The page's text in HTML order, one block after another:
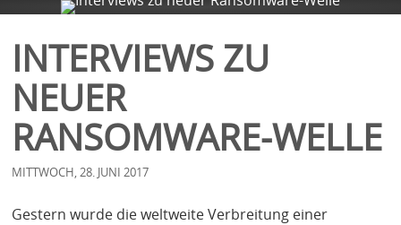
INTERVIEWS ZU
NEUER
RANSOMWARE-WELLE
MITTWOCH, 28. JUNI 2017
Gestern wurde die weltweite Verbreitung einer